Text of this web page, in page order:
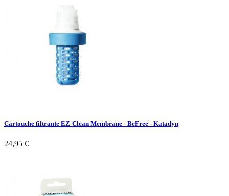
Cartouche filtrante EZ-Clean Membrane - BeFree - Katadyn
24,95 €